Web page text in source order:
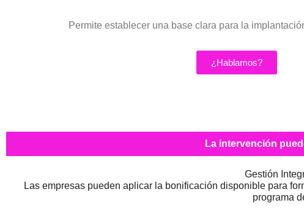
Permite establecer una base clara para la
¿Hablamos?
La intervención
Gestión
Las empresas pueden aplicar la bonificación disponible para
programa